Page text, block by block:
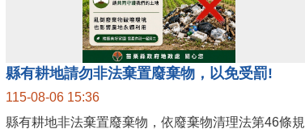
縣有耕地請勿非法棄置廢棄物，以免受罰!
115-08-06 15:36
縣有耕地非法棄置廢棄物，依廢棄物清理法第46條規